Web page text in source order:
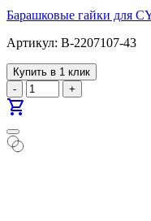
Барашковые гайки для
Артикул: B-2207107-43
Купить в 1 клик
-
+
shopping_cart